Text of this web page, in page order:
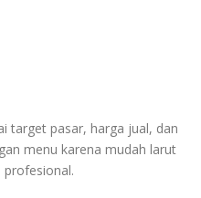
target pasar, harga jual, dan
menu karena mudah larut
profesional.